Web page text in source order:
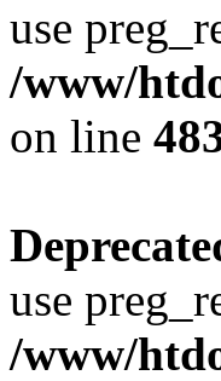
use
/www/
on line
use
/www/